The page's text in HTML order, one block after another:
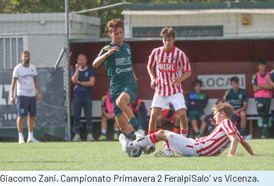
Giacomo Zani, Campionato Primavera 2 FeralpiSalo' vs Vicenza.